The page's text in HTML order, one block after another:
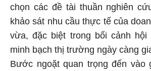
chọn các đề tài thuần nghiên
khảo sát nhu cầu thực tế của
vừa, đặc biệt trong bối cảnh
minh bạch thị trường ngày càng
Bước ngoặt quan trọng đến vào